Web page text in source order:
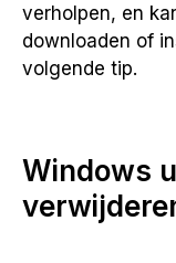
verholpen, en
downloaden of
volgende tip.
Windows